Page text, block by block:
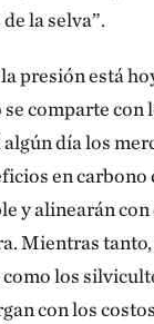
la selva”.
presión está
comparte con
día los
en carbono
y alinearán con
Mientras
los
con los